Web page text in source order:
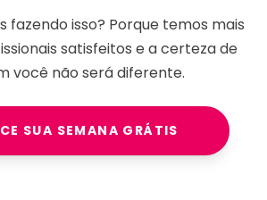
fazendo isso? Porque temos mais
satisfeitos e a certeza de
você não será diferente.
SUA SEMANA GRÁTIS